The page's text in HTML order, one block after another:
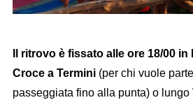
Il ritrovo è fissato alle ore 18/00 in
Croce a Termini(per chi vuole
passeggiata fino alla punta) o